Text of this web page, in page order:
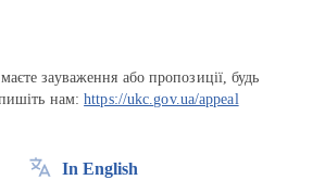
зауваження або пропозиції, будь
нам:https://ukc.gov.ua/appeal
In English